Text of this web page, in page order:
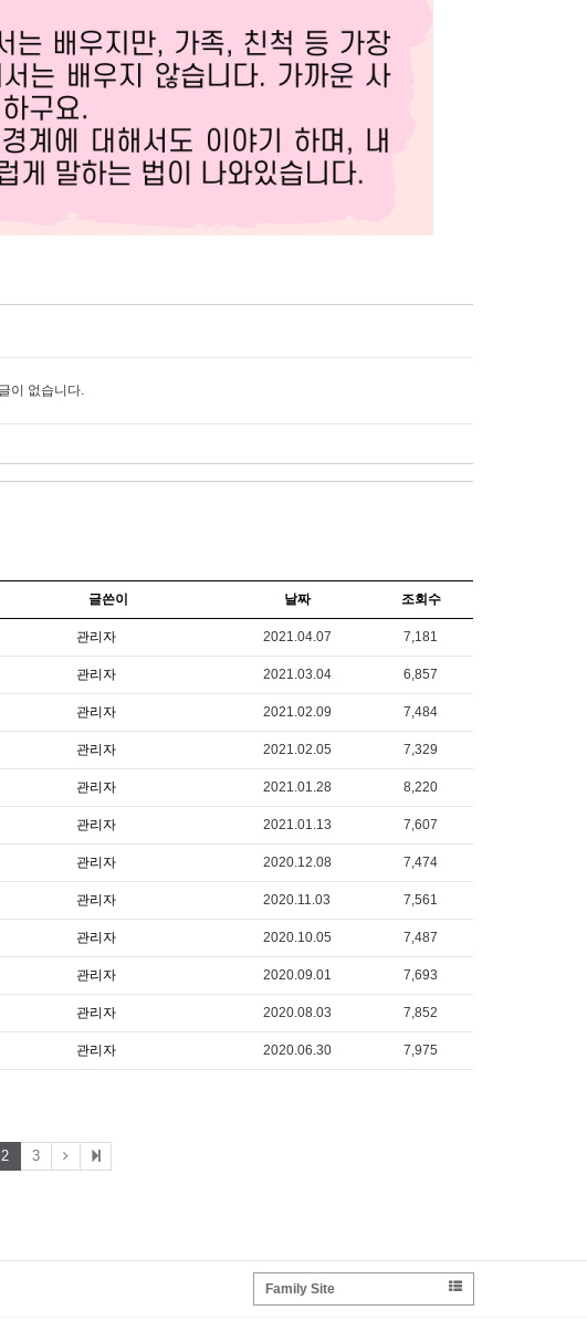
이 없습니다.
글쓴이 날짜 조회수
관리자 2021.04.07 7,181
관리자 2021.03.04 6,857
관리자 2021.02.09 7,484
관리자 2021.02.05 7,329
관리자 2021.01.28 8,220
관리자 2021.01.13 7,607
관리자 2020.12.08 7,474
관리자 2020.11.03 7,561
관리자 2020.10.05 7,487
관리자 2020.09.01 7,693
관리자 2020.08.03 7,852
관리자 2020.06.30 7,975
2 3
Family Site